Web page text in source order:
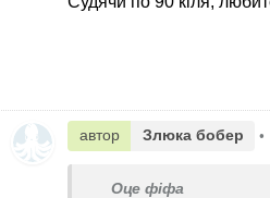
автор Злюка бобер •
Оце фіфа